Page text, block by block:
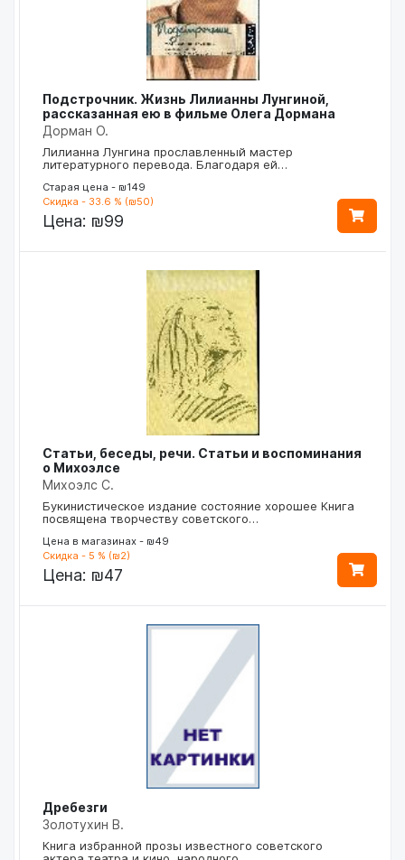
Подстрочник. Жизнь Лилианны Лунгиной,
рассказанная ею в фильме Олега Дормана
Дорман О.
Лилианна Лунгина прославленный мастер
литературного перевода. Благодаря ей…
Старая цена - ₪149
Скидка - 33.6 % (₪50)
Цена: ₪99
Статьи, беседы, речи. Статьи и воспоминания
о Михоэлсе
Михоэлс С.
Букинистическое издание состояние хорошее Книга
посвящена творчеству советского…
Цена в магазинах - ₪49
Скидка - 5 % (₪2)
Цена: ₪47
Дребезги
Золотухин В.
Книга избранной прозы известного советского